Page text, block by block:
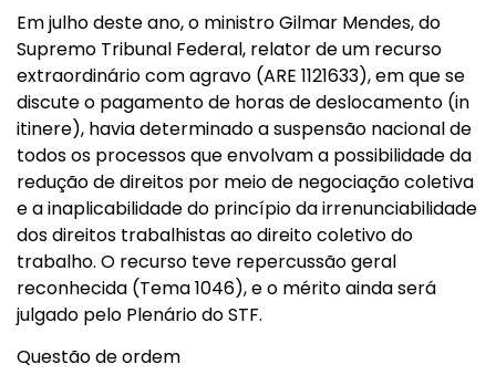
Em julho deste ano, o ministro Gilmar Mendes, do
Supremo Tribunal Federal, relator de um recurso
extraordinário com agravo (ARE 1121633), em que se
discute o pagamento de horas de deslocamento (in
itinere), havia determinado a suspensão nacional de
todos os processos que envolvam a possibilidade da
redução de direitos por meio de negociação coletiva
e a inaplicabilidade do princípio da irrenunciabilidade
dos direitos trabalhistas ao direito coletivo do
trabalho. O recurso teve repercussão geral
reconhecida (Tema 1046), e o mérito ainda será
julgado pelo Plenário do STF.
Questão de ordem